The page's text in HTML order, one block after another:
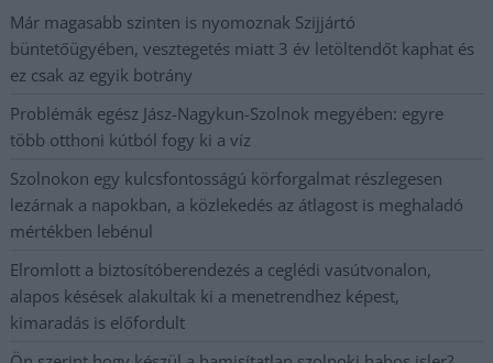
Már magasabb szinten is nyomoznak Szijjártó
büntetőügyében, vesztegetés miatt 3 év letöltendőt kaphat és
ez csak az egyik botrány
Problémák egész Jász-Nagykun-Szolnok megyében: egyre
több otthoni kútból fogy ki a víz
Szolnokon egy kulcsfontosságú körforgalmat részlegesen
lezárnak a napokban, a közlekedés az átlagost is meghaladó
mértékben lebénul
Elromlott a biztosítóberendezés a ceglédi vasútvonalon,
alapos késések alakultak ki a menetrendhez képest,
kimaradás is előfordult